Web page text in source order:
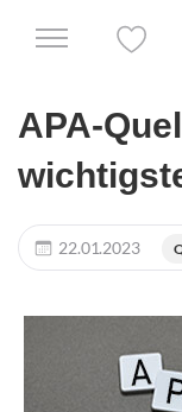
APA-
22.01.2023